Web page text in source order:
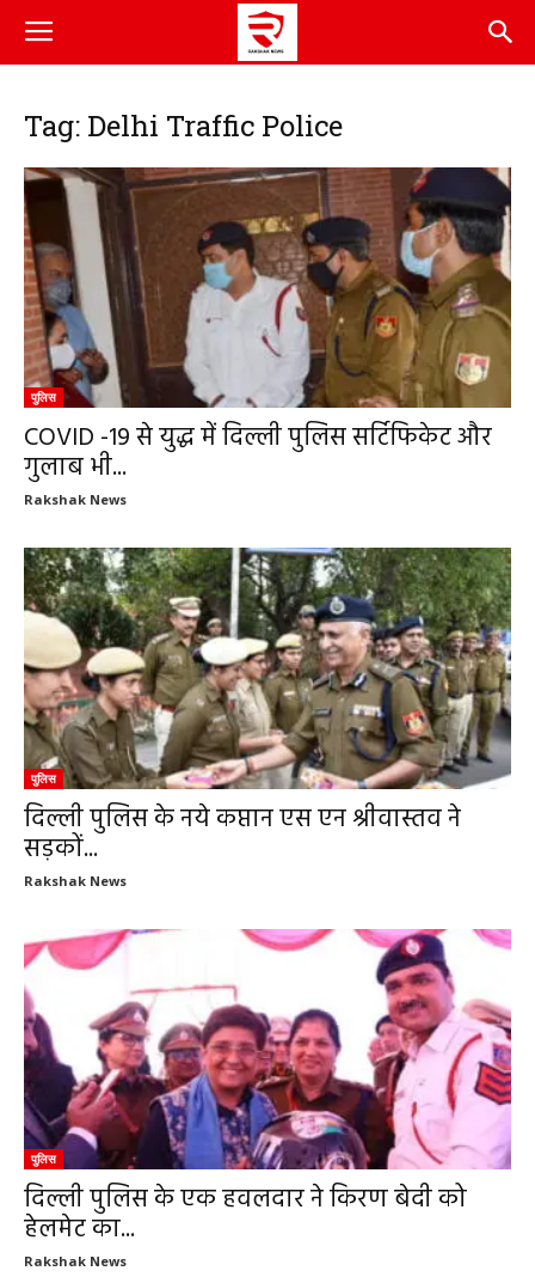
Tag: Delhi Traffic Police
पुलिस
COVID -19 से युद्ध में दिल्ली पुलिस सर्टिफिकेट और
गुलाब भी...
Rakshak News
पुलिस
दिल्ली पुलिस के नये कप्तान एस एन श्रीवास्तव ने
सड़कों...
Rakshak News
पुलिस
दिल्ली पुलिस के एक हवलदार ने किरण बेदी को
हेलमेट का...
Rakshak News